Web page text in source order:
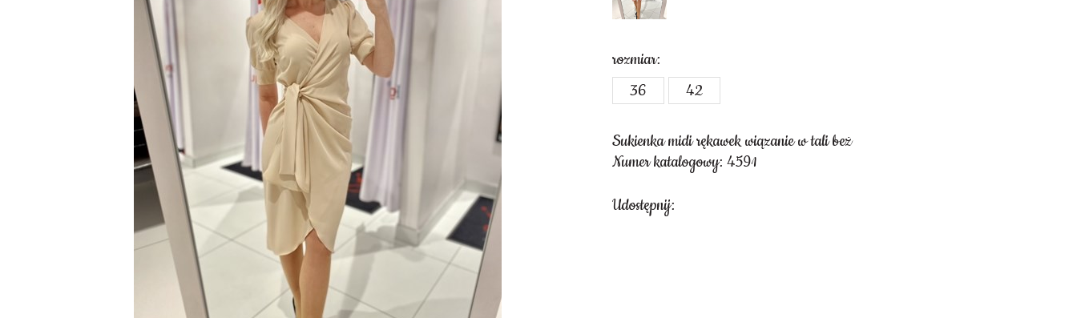
rozmiar:
36
42
Sukienka midi rękawek wiązanie w tali beż
Numer katalogowy: 4591
Udostępnij: